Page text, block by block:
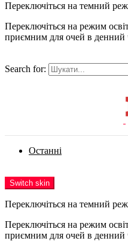
Переключіться на темний
Переключіться на режим
приємним для очей в денний
Search for:
Останні
Switch skin
Переключіться на темний
Переключіться на режим
приємним для очей в денний